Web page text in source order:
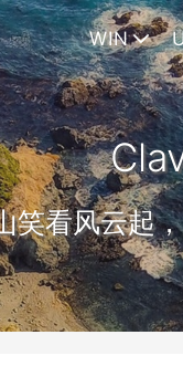
WIN
笑看风云起